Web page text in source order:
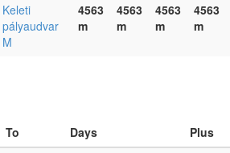
Keleti
pályaudvar
M
4563
m
4563
m
4563
m
4563
m
To Days
Plus